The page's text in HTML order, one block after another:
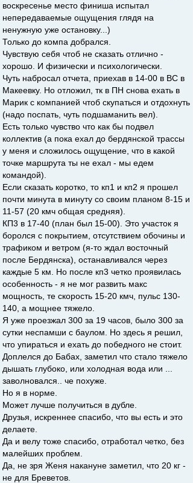
воскресенье место финиша испытал
непередаваемые ощущения глядя на
ненужную уже остановку...)
Только до компа добрался.
Чувствую себя чтоб не сказать отлично -
хорошо. И физически и психологически.
Чуть набросал отчета, приехав в 14-00 в ВС в
Макеевку. Но отложил, тк в ПН снова ехать в
Марик с компанией чтоб скупаться и отдохнуть
(надо поспать, чуть подшаманить вел).
Есть только чувство что как бы подвел
коллектив (а пока ехал до бердянской трассы
у меня и сложилось ощущение, что в какой
точке маршрута ты не ехал - мы едем
командой).
Если сказать коротко, то кп1 и кп2 я прошел
почти минута в минуту со своим планом 8-15 и
11-57 (20 кмч общая средняя).
КП3 в 17-40 (план был 15-00). Это участок я
боролся с покрытием, отсутствием обочины и
трафиком и ветром (я-то ждал восточный
после Бердянска), останавливался через
каждые 5 км. Но после кп3 четко проявилась
особенность - я не мог развить макс
мощность, те скорость 15-20 кмч, пульс 130-
140, а мощнее тяжело.
Я уже проезжал 300 за 19 часов, было 300 за
сутки неспамши с баулом. Но здесь я решил,
что упираться и ехать до победного не стоит.
Доплелся до Бабах, заметил что стало тяжело
дышать глубоко, или холодная вода или ...
заволновался.. че похуже.
Но я в норме.
Может лучше получиться в дубле.
Друзья, искреннее спасибо, что вы есть и это
делаете.
Да и велу тоже спасибо, отработал четко, без
малейших проблем.
Да, не зря Женя накануне заметил, что 20 кг -
не для Бреветов.